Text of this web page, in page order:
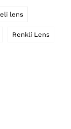
lens
Renkli Lens